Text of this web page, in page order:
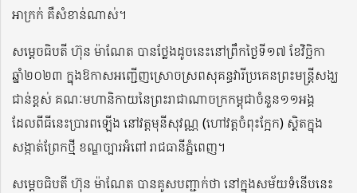
អាក្រក់ គឺសំខាន់ណាស់។
សម្តេចធិបតី ហ៊ុន ម៉ាណែត បានថ្លែងដូចនេះនៅព្រឹកថ្ងៃទី១៧ ខែវិច្ឆិកា
ឆ្នាំ២០២៣ ក្នុងឱកាសអញ្ជើញស្រោចស្រពសុគន្ធវារីប្រគេនព្រះមន្រ្តីសង្ឃ
ជាន់ខ្ពស់ គណៈមហានិកាយនៃព្រះរាជាណាចក្រកម្ពុជាចំនួន១១អង្គ
ដែលពីធីនេះប្រារពឡើង នៅវត្តមុនីសុវណ្ណ (ហៅវត្តចំពុះក្អែក) ស្ថិតក្នុង
សង្កាត់ព្រែកថ្មី ខណ្ឌច្បារអំពៅ រាជធានីភ្នំពេញ។
សម្តេចធិបតី ហ៊ុន ម៉ាណែត បានគូសបញ្ជាក់ថា នៅក្នុងសម័យទំនើបនេះ